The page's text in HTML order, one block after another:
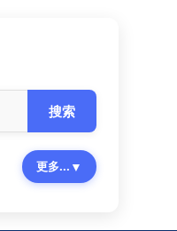
搜索
更多... ▼